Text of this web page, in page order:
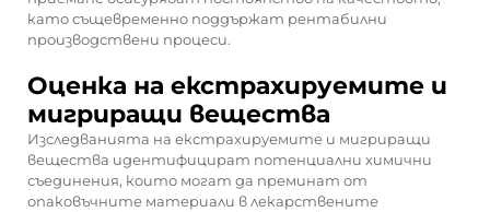
като същевременно поддържат рентабилни
производствени процеси.
Оценка на екстрахируемите и
мигриращи вещества
Изследванията на екстрахируемите и мигриращи
вещества идентифицират потенциални химични
съединения, които могат да преминат от
опаковъчните материали в лекарствените